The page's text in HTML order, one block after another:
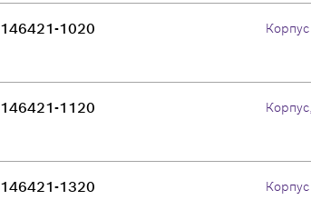
146421-1020
146421-1120
146421-1320 Корпус